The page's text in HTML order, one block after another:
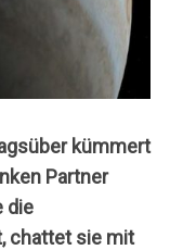
kümmert
Partner
die
chattet sie mit